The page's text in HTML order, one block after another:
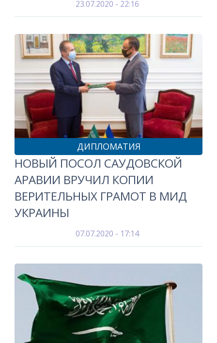
23.07.2020 - 22:16
ДИПЛОМАТИЯ
НОВЫЙ ПОСОЛ САУДОВСКОЙ
АРАВИИ ВРУЧИЛ КОПИИ
ВЕРИТЕЛЬНЫХ ГРАМОТ В МИД
УКРАИНЫ
07.07.2020 - 17:14